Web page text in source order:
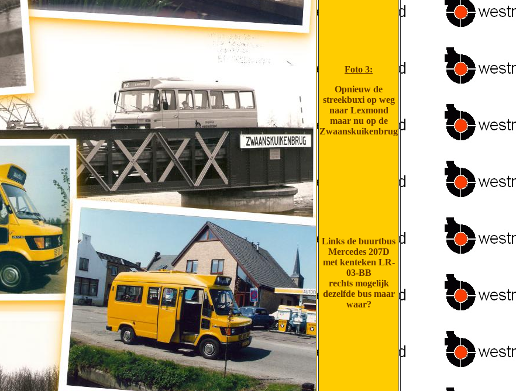
Foto 3:
Opnieuw de
streekbuxi op weg
naar Lexmond
maar nu op de
Zwaanskuikenbrug
Links de buurtbus
Mercedes 207D
met kenteken LR-
03-BB
rechts mogelijk
dezelfde bus maar
waar?